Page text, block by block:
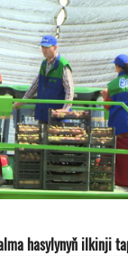
hasylynyň ilkinji